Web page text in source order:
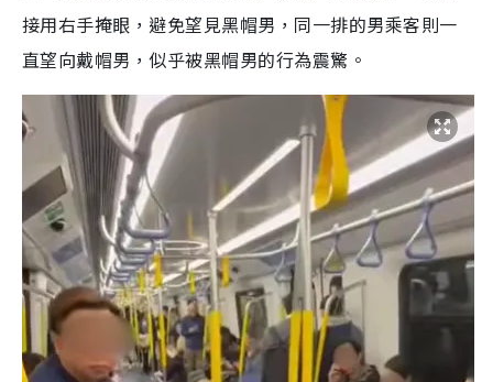
接用右手掩眼，避免望見黑帽男，同一排的男乘客則一
直望向戴帽男，似乎被黑帽男的行為震驚。